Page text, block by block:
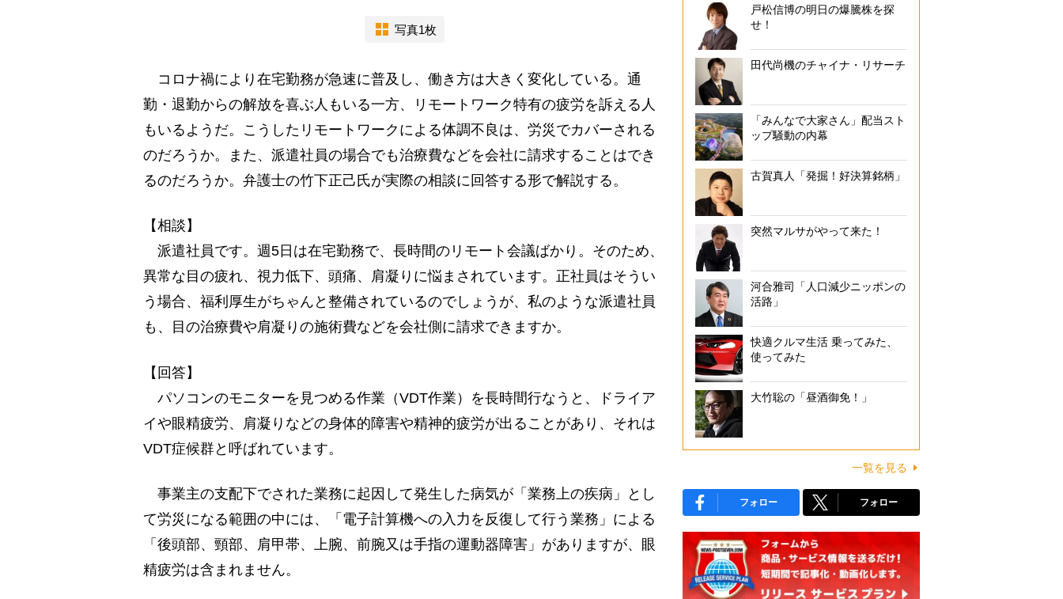
写真1枚
コロナ禍により在宅勤務が急速に普及し、働き方は大きく変化している。通
勤・退勤からの解放を喜ぶ人もいる一方、リモートワーク特有の疲労を訴える人
もいるようだ。こうしたリモートワークによる体調不良は、労災でカバーされる
のだろうか。また、派遣社員の場合でも治療費などを会社に請求することはでき
るのだろうか。弁護士の竹下正己氏が実際の相談に回答する形で解説する。
【相談】
派遣社員です。週5日は在宅勤務で、長時間のリモート会議ばかり。そのため、
異常な目の疲れ、視力低下、頭痛、肩凝りに悩まされています。正社員はそうい
う場合、福利厚生がちゃんと整備されているのでしょうが、私のような派遣社員
も、目の治療費や肩凝りの施術費などを会社側に請求できますか。
【回答】
パソコンのモニターを見つめる作業（VDT作業）を長時間行なうと、ドライア
イや眼精疲労、肩凝りなどの身体的障害や精神的疲労が出ることがあり、それは
VDT症候群と呼ばれています。
事業主の支配下でされた業務に起因して発生した病気が「業務上の疾病」とし
て労災になる範囲の中には、「電子計算機への入力を反復して行う業務」による
「後頭部、頸部、肩甲帯、上腕、前腕又は手指の運動器障害」がありますが、眼
精疲労は含まれません。
戸松信博の明日の爆騰株を探
せ！
田代尚機のチャイナ・リサーチ
「みんなで大家さん」配当スト
ップ騒動の内幕
古賀真人「発掘！好決算銘柄」
突然マルサがやって来た！
河合雅司「人口減少ニッポンの
活路」
快適クルマ生活 乗ってみた、
使ってみた
大竹聡の「昼酒御免！」
一覧を見る
フォロー フォロー